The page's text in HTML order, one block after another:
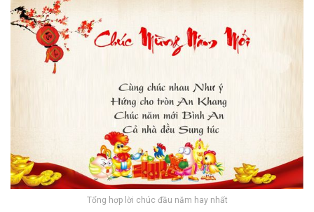
Tổng hợp lời chúc đầu năm hay nhất